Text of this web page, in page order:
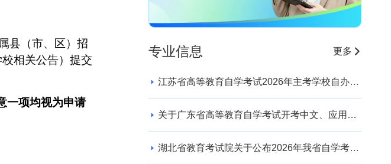
县（市、区）招
相关公告）提交
一项均视为申请
专业信息 更多
江苏省高等教育自学考试2026年主考学校自办助
关于广东省高等教育自学考试开考中文、应用英
湖北省教育考试院关于公布2026年我省自学考试